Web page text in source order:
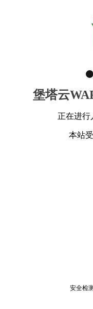
堡塔云
正在进行
本站
安全检